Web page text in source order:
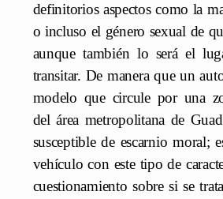
definitorios aspectos como la
o incluso el género sexual de
aunque también lo será el
transitar. De manera que un
modelo que circule por una
del área metropolitana de
susceptible de escarnio moral;
vehículo con este tipo de
cuestionamiento sobre si se